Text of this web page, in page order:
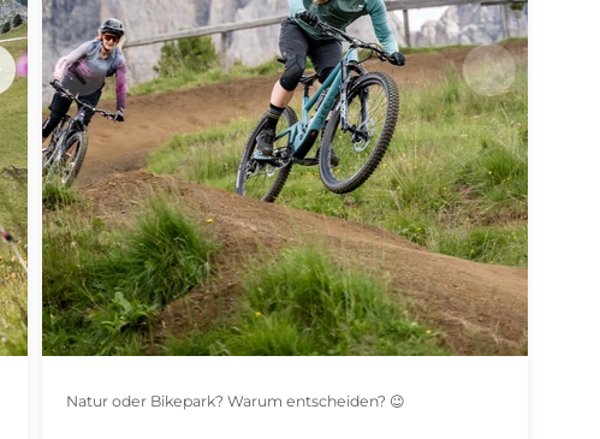
Natur oder Bikepark? Warum entscheiden? 😉